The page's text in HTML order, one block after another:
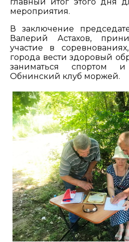
мероприятия.
В заключение
Валерий Астахов,
участие в
города вести здоровый
заниматься спортом
Обнинский клуб моржей.